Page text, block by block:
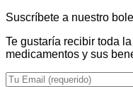
Suscríbete a nuestro
Te gustaría recibir toda
medicamentos y sus